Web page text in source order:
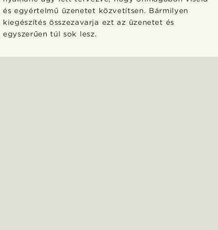
és egyértelmű üzenetet közvetítsen. Bármilyen
kiegészítés összezavarja ezt az üzenetet és
egyszerűen túl sok lesz.